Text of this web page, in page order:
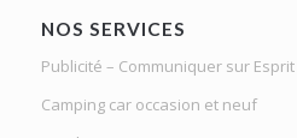
NOS SERVICES
Publicité – Communiquer sur
Camping car occasion et neuf